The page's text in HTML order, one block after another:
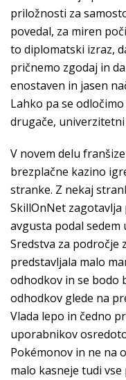
priložnosti za
povedal, za miren
to diplomatski izraz,
pričnemo zgodaj in
enostaven in jasen
Lahko pa se
drugače,
V novem delu
brezplačne kazino
stranke. Z nekaj
SkillOnNet
avgusta podal sedem
Sredstva za področje
predstavljala malo
odhodkov in se bodo
odhodkov glede na
Vlada lepo in čedno
uporabnikov
Pokémonov in ne na
malo kasneje tudi